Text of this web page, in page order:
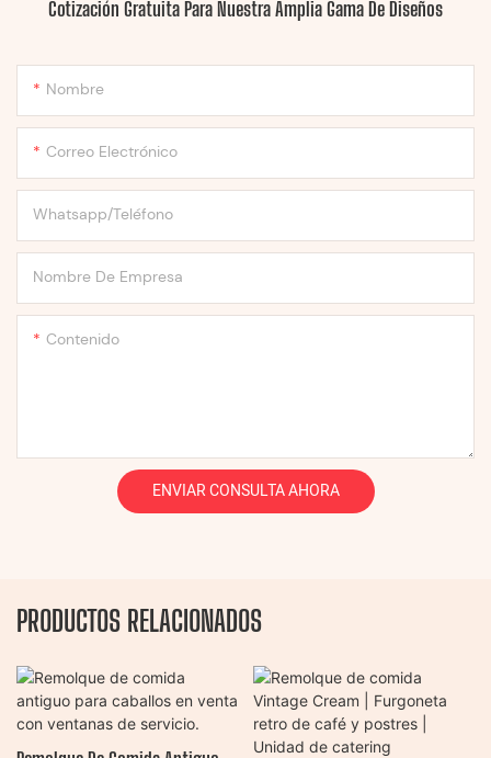
Cotización Gratuita Para Nuestra Amplia Gama De Diseños
Nombre
Correo Electrónico
Whatsapp/Teléfono
Nombre De Empresa
Contenido
ENVIAR CONSULTA AHORA
PRODUCTOS RELACIONADOS